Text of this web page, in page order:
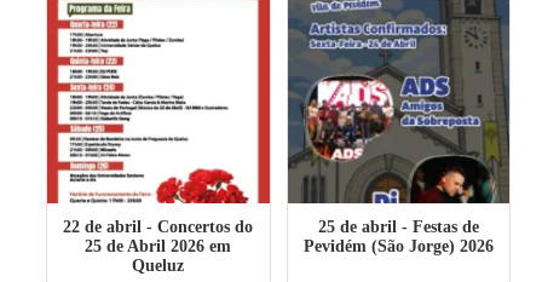
22 de abril - Concertos do
25 de Abril 2026 em
Queluz
25 de abril- Festas de
Pevidém (São Jorge) 2026